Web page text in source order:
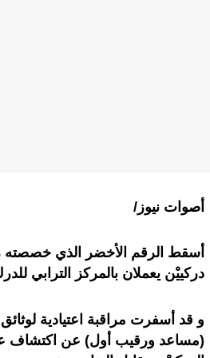
أصوات نيوز/
أسقط الرقم الأخضر الذي خصصته
دركييْن يعملان بالمركز الترابي
و قد أسفرت مراقبة اعتيادية
(مساعد ورقيب أول) عن اكتشاف